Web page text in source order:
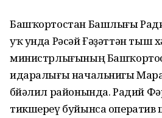
Башҡортостан Башлығы
уҡ унда Рәсәй Ғәҙәттән тыш
министрлығының
идаралығы начальнигы
Әбйәлил районында. Радий
тикшереү буйынса оператив